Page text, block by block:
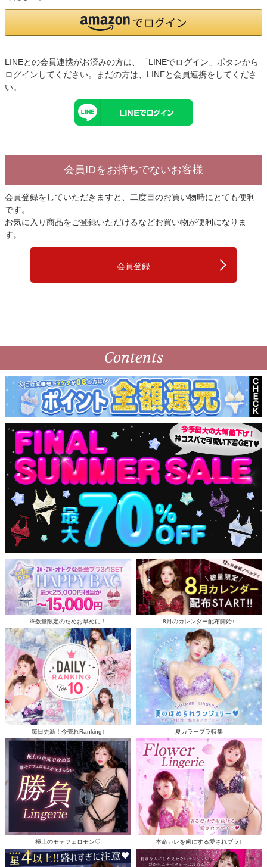
LINEとの会員連携がお済みの方は、「LINEでログイン」ボタンから
ログインしてください。まだの方は、 LINEと会員連携をしてくださ
い。
会員IDをお持ちでないお客様
会員登録をしていただきますと、二度目のお買い物時にとても便利
です。
お気に入り商品をご登録いただけるなどお買い物が便利になりま
す。
会員登録
Contents
※数量限定のためお早めに！ 8月のカレンダー配布開始♪
毎日更新！今売れRanking♪ 夏カラーブラ特集
極上のモテフェロモン♡ 本命カレを虜にする愛されブラ♪